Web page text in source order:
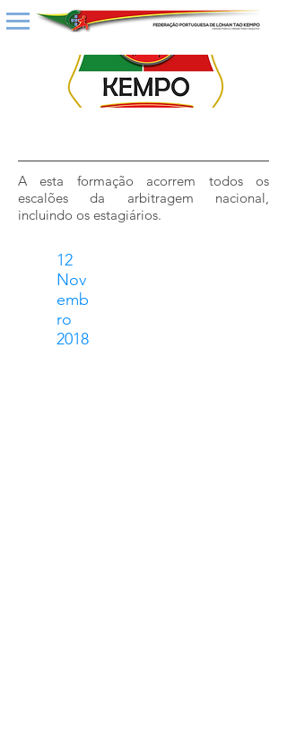
A esta formação acorrem todos os
escalões da arbitragem nacional,
incluindo os estagiários.
12
Nov
emb
ro
2018